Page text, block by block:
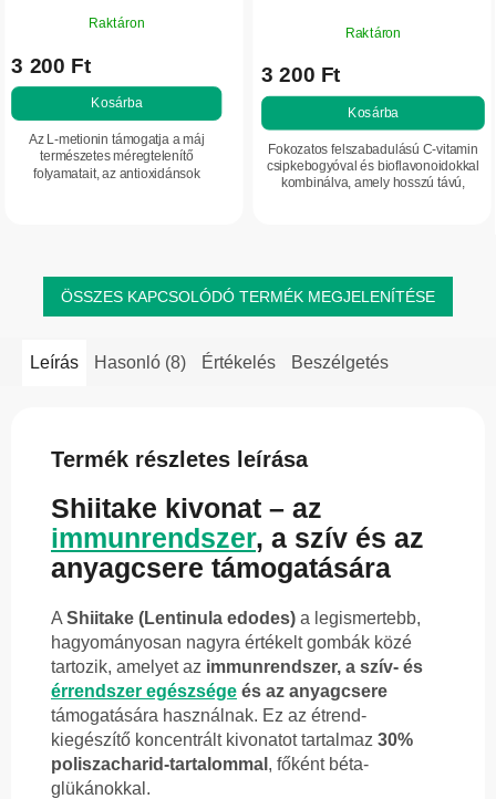
Raktáron
3 200 Ft
Kosárba
Az L-metionin támogatja a máj
természetes méregtelenítő
folyamatait, az antioxidánsok
Raktáron
3 200 Ft
Kosárba
Fokozatos felszabadulású C-vitamin
csipkebogyóval és bioflavonoidokkal
kombinálva, amely hosszú távú,
ÖSSZES KAPCSOLÓDÓ TERMÉK MEGJELENÍTÉSE
Leírás Hasonló (8) Értékelés Beszélgetés
Termék részletes leírása
Shiitake kivonat – az
immunrendszer, a szív és az
anyagcsere támogatására
A Shiitake (Lentinula edodes) a legismertebb,
hagyományosan nagyra értékelt gombák közé
tartozik, amelyet az immunrendszer, a szív- és
érrendszer egészsége és az anyagcsere
támogatására használnak. Ez az étrend-
kiegészítő koncentrált kivonatot tartalmaz 30%
poliszacharid-tartalommal , főként béta-
glükánokkal.